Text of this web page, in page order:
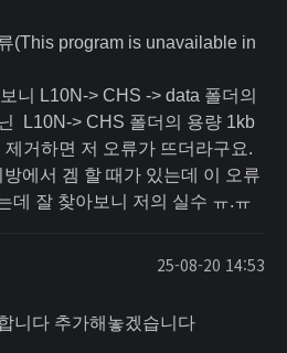
(This program is unavailable in
니 L10N-> CHS -> data 폴더의
L10N-> CHS 폴더의 용량 1kb
제거하면 저 오류가 뜨더라구요.
에서 겜 할 때가 있는데 이 오류
데 잘 찾아보니 저의 실수 ㅠ.ㅠ
25-08-20 14:53
니다 추가해놓겠습니다